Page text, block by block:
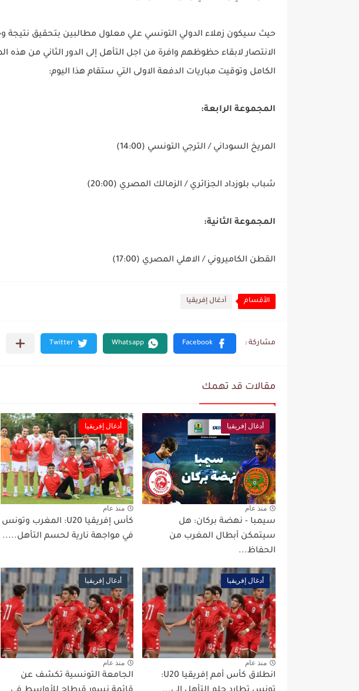
حيث سيكون زملاء الدولي التونسي علي معلول مطالبين بتحقيق نتيجة
الانتصار لابقاء حظوظهم وافرة من اجل التأهل إلى الدور الثاني من هذه
الكامل وتوقيت مباريات الدفعة الاولى التي ستقام هذا اليوم:
المجموعة الرابعة:
المريخ السوداني / الترجي التونسي (14:00)
شباب بلوزداد الجزائري / الزمالك المصري (20:00)
المجموعة الثانية:
القطن الكاميروني / الاهلي المصري (17:00)
الأقسام أدغال إفريقيا
مقالات قد تهمك
أدغال إفريقيا
منذ عام
سيمبا - نهضة بركان: هل
سيتمكن أبطال المغرب من
الحفاظ...
أدغال إفريقيا
منذ عام
كأس إفريقيا U20: المغرب وتونس
في مواجهة نارية لحسم التأهل.....
أدغال إفريقيا
منذ عام
انطلاق كأس أمم إفريقيا U20:
أدغال إفريقيا
منذ عام
الجامعة التونسية تكشف عن